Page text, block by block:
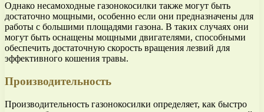
Однако несамоходные газонокосилки также могут быть
достаточно мощными, особенно если они предназначены для
работы с большими площадями газона. В таких случаях они
могут быть оснащены мощными двигателями, способными
обеспечить достаточную скорость вращения лезвий для
эффективного кошения травы.
Производительность
Производительность газонокосилки определяет, как быстро